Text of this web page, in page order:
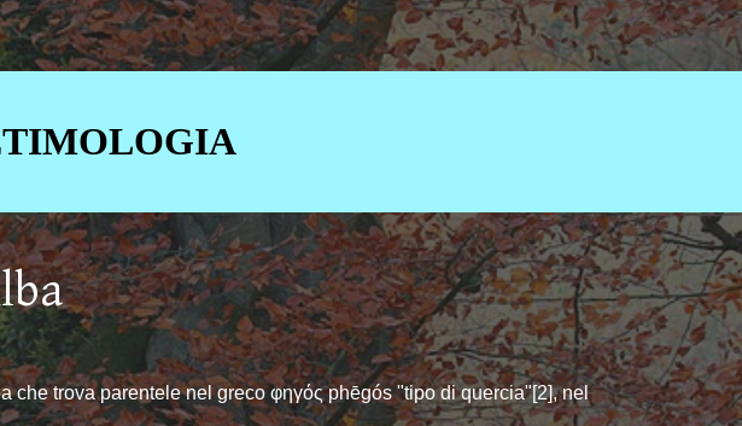
trova parentele nel greco φηγός phēgós "tipo di quercia"[2], nel